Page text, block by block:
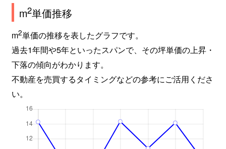
m2単価推移
m2単価の推移を表したグラフです。
過去1年間や5年といったスパンで、その坪単価の上昇・
下落の傾向がわかります。
不動産を売買するタイミングなどの参考にご活用くださ
い。